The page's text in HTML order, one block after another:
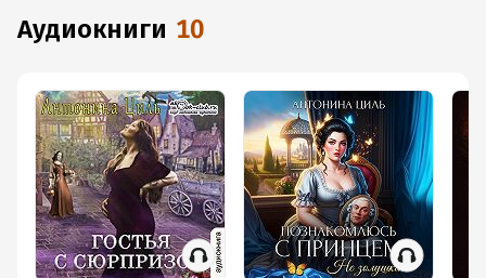
аудиокниги 10